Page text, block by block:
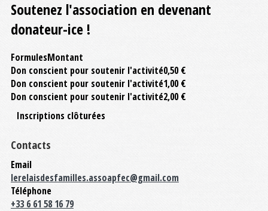
Soutenez l'association en devenant
donateur-ice !
FormulesMontant
Don conscient pour soutenir l'activité0,50 €
Don conscient pour soutenir l'activité1,00 €
Don conscient pour soutenir l'activité2,00 €
Inscriptions clôturées
Contacts
Email
lerelaisdesfamilles.assoapfec@gmail.com
Téléphone
+33 6 61 58 16 79